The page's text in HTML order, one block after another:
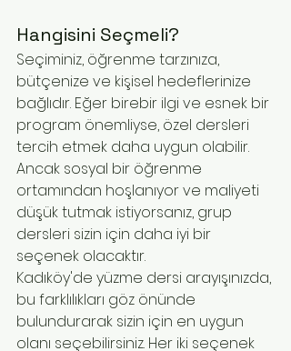
Hangisini Seçmeli?
Seçiminiz, öğrenme tarzınıza,
bütçenize ve kişisel hedeflerinize
bağlıdır. Eğer birebir ilgi ve esnek bir
program önemliyse, özel dersleri
tercih etmek daha uygun olabilir.
Ancak sosyal bir öğrenme
ortamından hoşlanıyor ve maliyeti
düşük tutmak istiyorsanız, grup
dersleri sizin için daha iyi bir
seçenek olacaktır.
Kadıköy'de yüzme dersi arayışınızda,
bu farklılıkları göz önünde
bulundurarak sizin için en uygun
olanı seçebilirsiniz. Her iki seçenek